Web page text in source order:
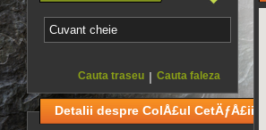
Cauta faleza
|
Cauta traseu
Detalii despre ColÅ£ul CetÄƒÅ£ii -